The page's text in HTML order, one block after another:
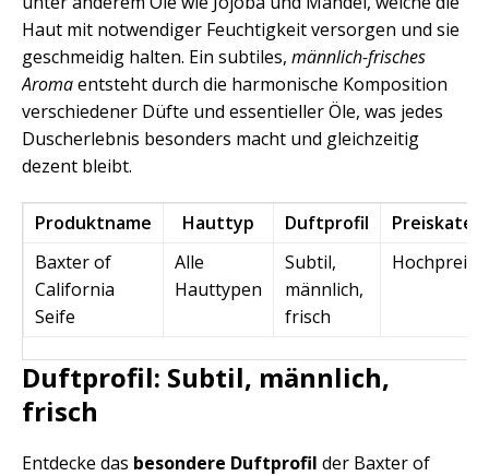
Haut mit notwendiger Feuchtigkeit versorgen und sie
geschmeidig halten. Ein subtiles, männlich-frisches
Aromaentsteht durch die harmonische Komposition
verschiedener Düfte und essentieller Öle, was jedes
Duscherlebnis besonders macht und gleichzeitig
dezent bleibt.
Produktname Hauttyp Duftprofil
Baxter of
California
Seife
Alle
Hauttypen
Subtil,
männlich,
frisch
Duftprofil: Subtil, männlich,
frisch
Entdecke das besondere Duftprofil der Baxter of